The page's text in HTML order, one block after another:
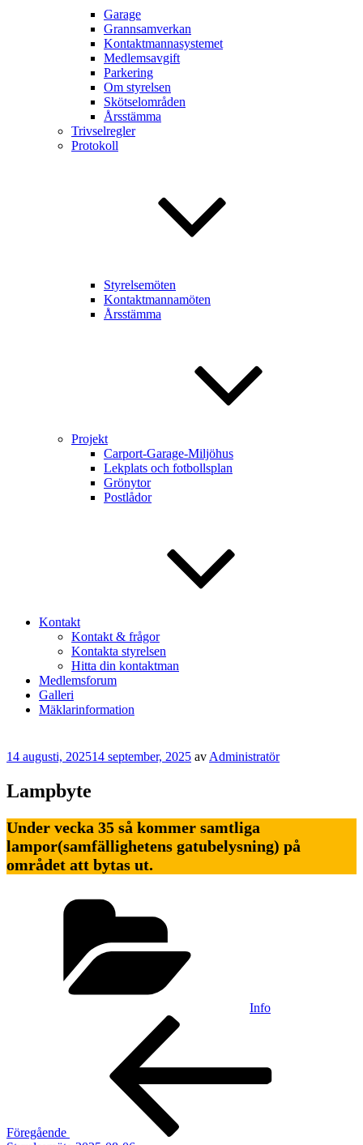
Garage
Grannsamverkan
Kontaktmannasystemet
Medlemsavgift
Parkering
Om styrelsen
Skötselområden
Årsstämma
Trivselregler
Protokoll
Styrelsemöten
Kontaktmannamöten
Årsstämma
Projekt
Carport-Garage-Miljöhus
Lekplats och fotbollsplan
Grönytor
Postlådor
Kontakt
Kontakt & frågor
Kontakta styrelsen
Hitta din kontaktman
Medlemsforum
Galleri
Mäklarinformation
Publicerat
14 augusti, 202514 september, 2025 av Administratör
Lampbyte
Under vecka 35 så kommer samtliga
lampor(samfällighetens gatubelysning) på
området att bytas ut.
Info
Inläggsnavigering
Föregående